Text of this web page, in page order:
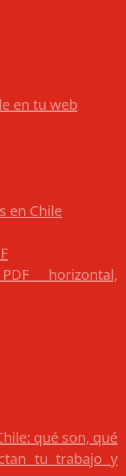
en tu web
en Chile
horizontal,
qué son, qué
tu trabajo y